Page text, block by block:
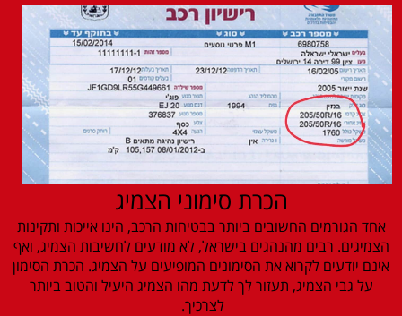
הכרת סימוני הצמיג
אחד הגורמים החשובים ביותר בבטיחות הרכב, הינו אייכות ותקינות
הצמיגים. רבים מהנהגים בישראל, לא מודעים לחשיבות הצמיג, ואף
אינם יודעים לקרוא את הסימונים המופיעים על הצמיג. הכרת הסימון
על גבי הצמיג, תעזור לך לדעת מהו הצמיג היעיל והטוב ביותר
לצרכיך.